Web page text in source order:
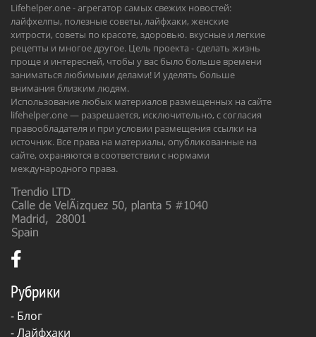
Lifehelper.one - агрегатор самых свежих новостей:
лайфхелпы, полезные советы, лайфхаки, женские
хитрости, советы по красоте, здоровью. вкусные и легкие
рецепты и многое другое. Цель проекта - сделать жизнь
проще и интересней, чтобы у вас было больше времени
заниматься любимыми делами! И уделять больше
внимания близким людям.
Использование любых материалов размещенных на сайте
lifehelper.one — разрешается, исключительно, с согласия
правообладателя и при условии размещения ссылки на
источник. Все права на материалы, опубликованные на
сайте, охраняются в соответствии с нормами
международного права.
Рубрики
- Блог
-Лайфхаки